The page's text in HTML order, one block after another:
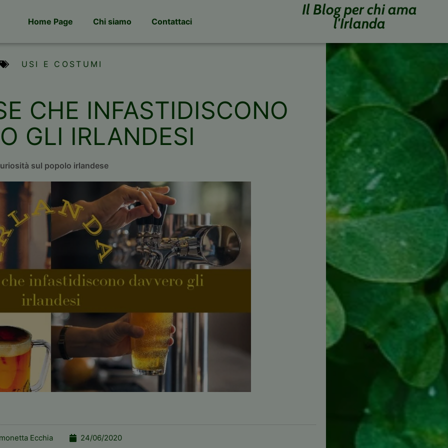
Home Page Chi siamo Contattaci
Il Blog per chi ama
l'Irlanda
USI E COSTUMI
CHE INFASTIDISCONO
GLI IRLANDESI
sul popolo irlandese
Ecchia 24/06/2020